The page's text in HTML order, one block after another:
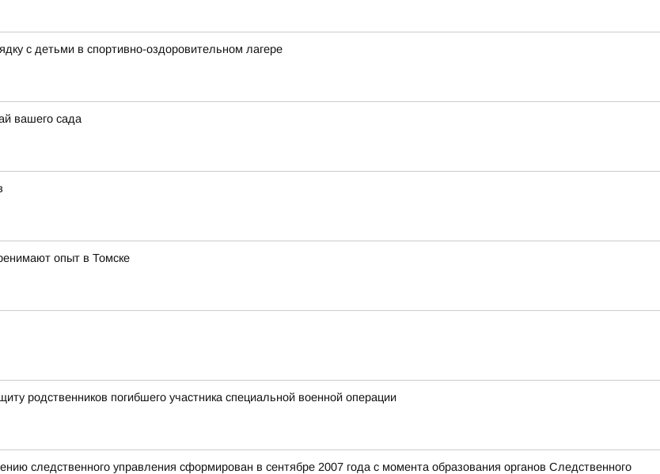
с детьми в спортивно-оздоровительном лагере
вашего сада
опыт в Томске
родственников погибшего участника специальной военной операции
следственного управления сформирован в сентябре 2007 года с момента образования органов Следственного